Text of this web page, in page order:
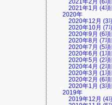
2021年2月 (6
2021年1月 (4
2020年
2020年12月 (3
2020年10月 (7
2020年9月 (6
2020年8月 (7
2020年7月 (5
2020年6月 (1
2020年5月 (2
2020年4月 (2
2020年3月 (1
2020年2月 (6
2020年1月 (3
2019年
2019年12月 (4